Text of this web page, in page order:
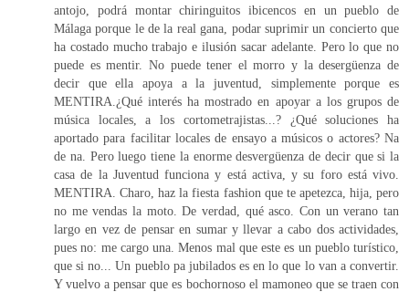
antojo, podrá montar chiringuitos ibicencos en un pueblo de
Málaga porque le de la real gana, podar suprimir un concierto que
ha costado mucho trabajo e ilusión sacar adelante. Pero lo que no
puede es mentir. No puede tener el morro y la desergüenza de
decir que ella apoya a la juventud, simplemente porque es
MENTIRA.¿Qué interés ha mostrado en apoyar a los grupos de
música locales, a los cortometrajistas...? ¿Qué soluciones ha
aportado para facilitar locales de ensayo a músicos o actores? Na
de na. Pero luego tiene la enorme desvergüenza de decir que si la
casa de la Juventud funciona y está activa, y su foro está vivo.
MENTIRA. Charo, haz la fiesta fashion que te apetezca, hija, pero
no me vendas la moto. De verdad, qué asco. Con un verano tan
largo en vez de pensar en sumar y llevar a cabo dos actividades,
pues no: me cargo una. Menos mal que este es un pueblo turístico,
que si no... Un pueblo pa jubilados es en lo que lo van a convertir.
Y vuelvo a pensar que es bochornoso el mamoneo que se traen con